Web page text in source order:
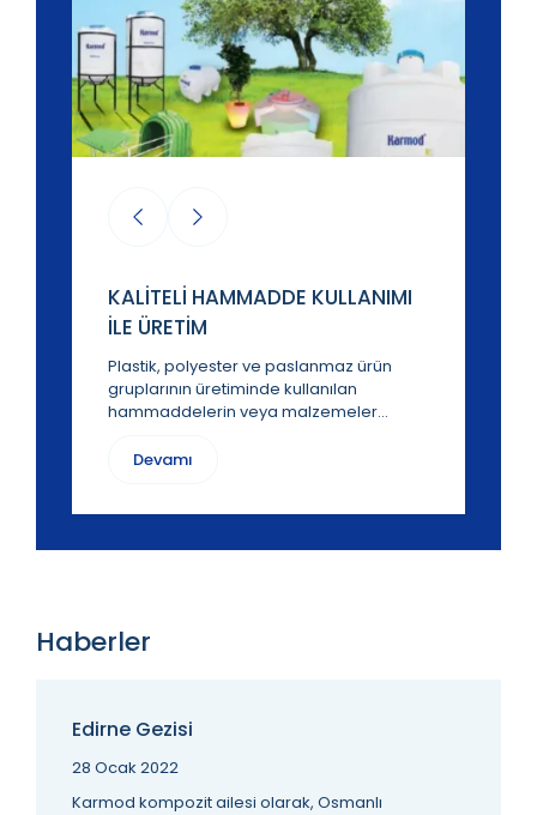
KALİTELİ HAMMADDE KULLANIMI
İLE ÜRETİM
Plastik, polyester ve paslanmaz ürün
gruplarının üretiminde kullanılan
hammaddelerin veya malzemeler...
Devamı
Haberler
Edirne Gezisi
28 Ocak 2022
Karmod kompozit ailesi olarak, Osmanlı